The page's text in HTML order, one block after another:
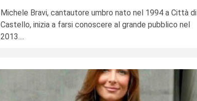
Michele Bravi, cantautore umbro nato nel 1994 a Città di
Castello, inizia a farsi conoscere al grande pubblico nel
2013....